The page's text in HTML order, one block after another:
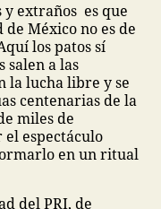
y extraños es que
México no es de
los patos sí
salen a las
la lucha libre y se
centenarias de la
miles de
espectáculo
en un ritual
del PRI, de